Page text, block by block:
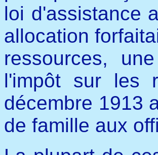
loi d'assistance
allocation
ressources,
l'impôt sur les
décembre 1913
de famille aux